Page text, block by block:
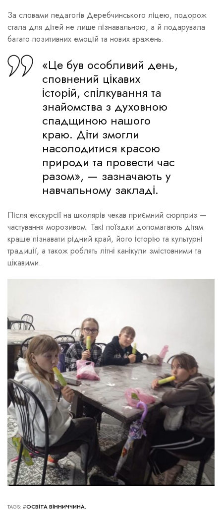
За словами педагогів Деребчинського ліцею, подорож
стала для дітей не лише пізнавальною, а й подарувала
багато позитивних емоцій та нових вражень.
«Це був особливий день,
сповнений цікавих
історій, спілкування та
знайомства з духовною
спадщиною нашого
краю. Діти змогли
насолодитися красою
природи та провести час
разом», — зазначають у
навчальному закладі.
Після екскурсії на школярів чекав приємний сюрприз —
частування морозивом. Такі поїздки допомагають дітям
краще пізнавати рідний край, його історію та культурні
традиції, а також роблять літні канікули змістовними та
цікавими.
TAGS: #ОСВІТА ВІННИЧЧИНА.